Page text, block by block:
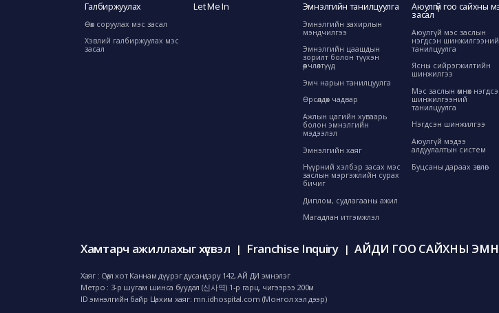
Галбиржуулах
Өөх соруулах мэс засал
Хэвлий галбиржуулах мэс
засал
Let Me In Эмнэлгийн танилцуулга
Эмнэлгийн захирлын
мэндчилгээ
Эмнэлгийн цаашдын
зорилт болон түүхэн
өөрчлөлтүүд
Эмч нарын танилцуулга
Өрсөлдөх чадвар
Ажлын цагийн хуваарь
болон эмнэлгийн
мэдээлэл
Эмнэлгийн хаяг
Нүүрний хэлбэр засах мэс
заслын мэргэжлийн сурах
бичиг
Диплом, судлагааны ажил
Магадлан итгэмжлэл
Аюулгүй гоо сайхны
засал
Аюулгүй мэс заслын
нэгдсэн шинжилгээний
танилцуулга
Ясны сийрэгжилтийн
шинжилгээ
Мэс заслын өмнөх
шинжилгээний
танилцуулга
Нэгдсэн шинжилгээ
Аюулгүй мэдээ
алдуулалтын систем
Буцсаны дараах зөвлөгөө
Хамтарч ажиллахыг хүсвэл | Franchise Inquiry | АЙДИ ГОО САЙХНЫ
Хаяг : Сөүл хот Каннам дүүрэг дусандэру 142, АЙ ДИ эмнэлэг
Метро : 3-р шугам шинса буудал (신사역) 1-р гарц, чигээрээ 200м
ID эмнэлгийн байр Цахим хаяг: mn.idhospital.com (Монгол хэл дээр)